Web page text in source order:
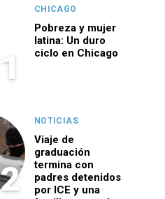
1
CHICAGO
Pobreza y mujer
latina: Un duro
ciclo en Chicago
2
NOTICIAS
Viaje de
graduación
termina con
padres detenidos
por ICE y una